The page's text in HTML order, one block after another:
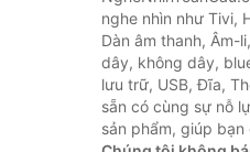
nghe nhìn như Tivi,
Dàn âm thanh, Âm-
dây, không dây,
lưu trữ, USB, Đĩa,
sẵn có cùng sự nỗ
sản phẩm, giúp